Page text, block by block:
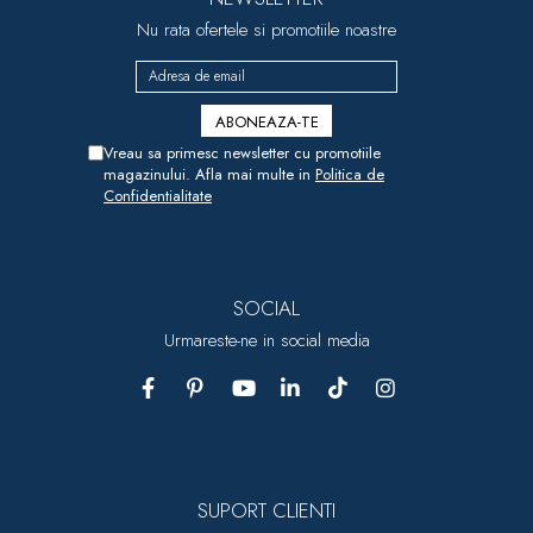
Nu rata ofertele si promotiile noastre
Vreau sa primesc newsletter cu promotiile
magazinului. Afla mai multe in Politica de
Confidentialitate
SOCIAL
Urmareste-ne in social media
SUPORT CLIENTI